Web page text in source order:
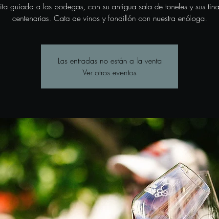
guiada a las bodegas, con su antigua sala de toneles y sus
centenarias. Cata de vinos y fondillón con nuestra enóloga.
Las entradas no están a la venta
Ver otros eventos